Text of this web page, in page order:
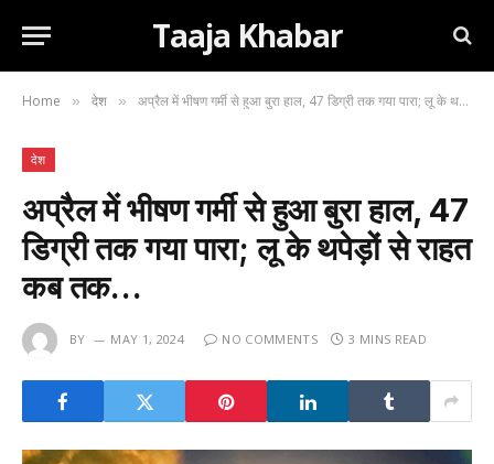
Taaja Khabar
Home » देश » अप्रैल में भीषण गर्मी से हुआ बुरा हाल, 47 डिग्री तक गया पारा; लू के थपेड़ों से राहत कब तक…
देश
अप्रैल में भीषण गर्मी से हुआ बुरा हाल, 47
डिग्री तक गया पारा; लू के थपेड़ों से राहत
कब तक…
BY MAY 1, 2024 NO COMMENTS 3 MINS READ